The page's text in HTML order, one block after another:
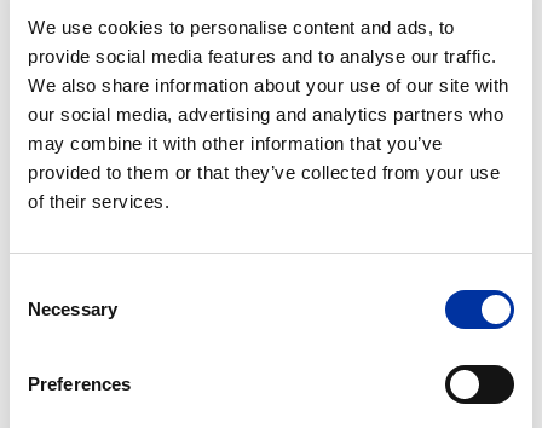
We use cookies to personalise content and ads, to
provide social media features and to analyse our traffic.
We also share information about your use of our site with
our social media, advertising and analytics partners who
may combine it with other information that you’ve
provided to them or that they’ve collected from your use
of their services.
Selection
Necessary
Preferences
Meilenstein im Umgang mit ESG-Themen durch
Italtractor ITM, insbesondere im sozialen Bereich,
in dem die Gleichstellung der Geschlechter
gemäß Ziel 5 der Agenda 2030 einer der
wichtigsten Eckpfeiler ist.
Für ITM ist die Förderung von Vielfalt und